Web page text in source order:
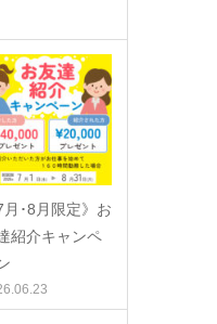
7月･8月限定》お
紹介キャンペ